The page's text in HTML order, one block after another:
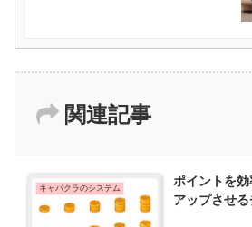
関連記事
キャバクラのシステム
ポイントを
アップさせ